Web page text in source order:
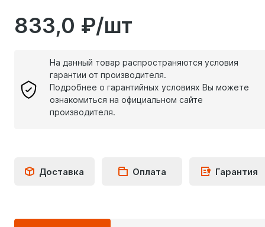
833,0 ₽/шт
На данный товар распространяются условия
гарантии от производителя.
Подробнее о гарантийных условиях Вы можете
ознакомиться на официальном сайте
производителя.
Доставка Оплата Гарантия